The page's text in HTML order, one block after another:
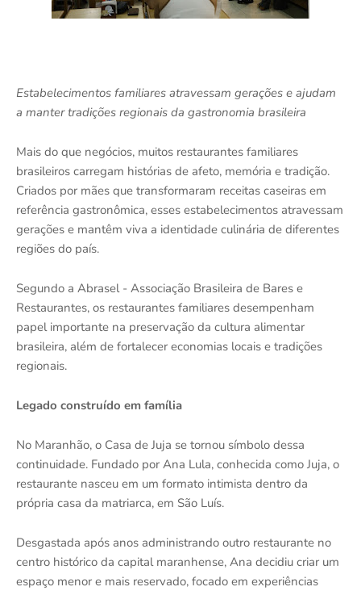
Estabelecimentos familiares atravessam gerações e ajudam
a manter tradições regionais da gastronomia brasileira
Mais do que negócios, muitos restaurantes familiares
brasileiros carregam histórias de afeto, memória e tradição.
Criados por mães que transformaram receitas caseiras em
referência gastronômica, esses estabelecimentos atravessam
gerações e mantêm viva a identidade culinária de diferentes
regiões do país.
Segundo a Abrasel - Associação Brasileira de Bares e
Restaurantes, os restaurantes familiares desempenham
papel importante na preservação da cultura alimentar
brasileira, além de fortalecer economias locais e tradições
regionais.
Legado construído em família
No Maranhão, o Casa de Juja se tornou símbolo dessa
continuidade. Fundado por Ana Lula, conhecida como Juja, o
restaurante nasceu em um formato intimista dentro da
própria casa da matriarca, em São Luís.
Desgastada após anos administrando outro restaurante no
centro histórico da capital maranhense, Ana decidiu criar um
espaço menor e mais reservado, focado em experiências